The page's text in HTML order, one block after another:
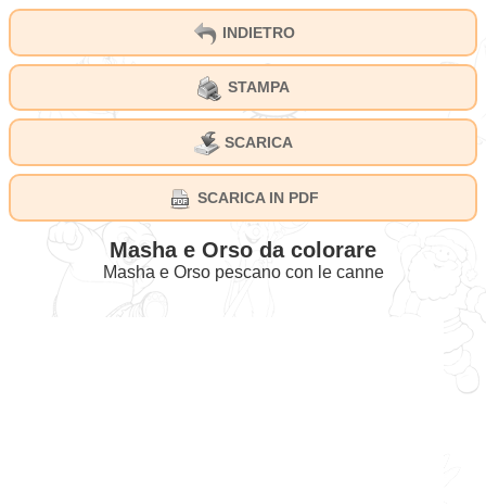
INDIETRO
STAMPA
SCARICA
SCARICA IN PDF
Masha e Orso da colorare
Masha e Orso pescano con le canne